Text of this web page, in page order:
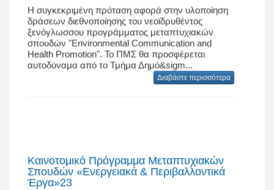
Η συγκεκριμένη πρόταση αφορά στην υλοποίηση
δράσεων διεθνοποίησης του νεοϊδρυθέντος
ξενόγλωσσου προγράμματος μεταπτυχιακών
σπουδών "Environmental Communication and
Health Promotion". Το ΠΜΣ θα προσφέρεται
αυτοδύναμα από το Τμήμα Δημό&sigm...
Διαβάστε περισσότερα
Καινοτομικό Πρόγραμμα Μεταπτυχιακών
Σπουδών «Ενεργειακά & Περιβαλλοντικά
Έργα»23